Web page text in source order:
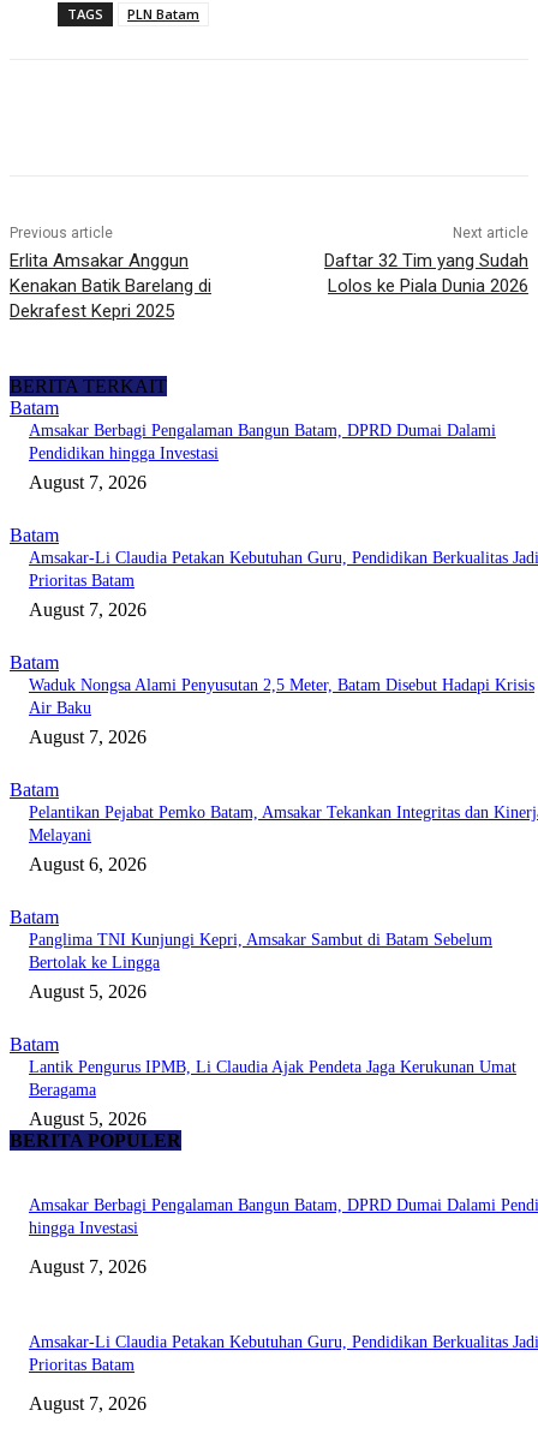
TAGS PLN Batam
Previous article
Erlita Amsakar Anggun
Kenakan Batik Barelang di
Dekrafest Kepri 2025
Next article
Daftar 32 Tim yang Sudah
Lolos ke Piala Dunia 2026
BERITA TERKAIT
Batam
Amsakar Berbagi Pengalaman Bangun Batam, DPRD Dumai Dalami
Pendidikan hingga Investasi
August 7, 2026
Batam
Amsakar-Li Claudia Petakan Kebutuhan Guru, Pendidikan Berkualitas Jadi
Prioritas Batam
August 7, 2026
Batam
Waduk Nongsa Alami Penyusutan 2,5 Meter, Batam Disebut Hadapi Krisis
Air Baku
August 7, 2026
Batam
Pelantikan Pejabat Pemko Batam, Amsakar Tekankan Integritas dan
Melayani
August 6, 2026
Batam
Panglima TNI Kunjungi Kepri, Amsakar Sambut di Batam Sebelum
Bertolak ke Lingga
August 5, 2026
Batam
Lantik Pengurus IPMB, Li Claudia Ajak Pendeta Jaga Kerukunan Umat
Beragama
August 5, 2026
BERITA POPULER
Amsakar Berbagi Pengalaman Bangun Batam, DPRD Dumai Dalami
hingga Investasi
August 7, 2026
Amsakar-Li Claudia Petakan Kebutuhan Guru, Pendidikan Berkualitas Jadi
Prioritas Batam
August 7, 2026